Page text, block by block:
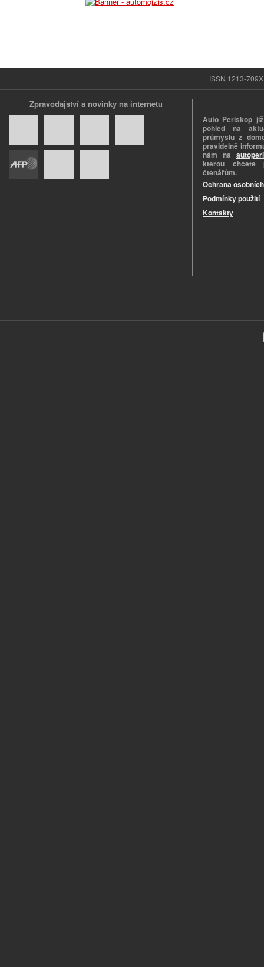
ISSN 1213-
Zpravodajství a novinky na internetu
Auto Periskop
pohled na
průmyslu z
pravidelně
nám na
kterou chcete
čtenářům.
Ochrana
Podmínky použití
Kontakty